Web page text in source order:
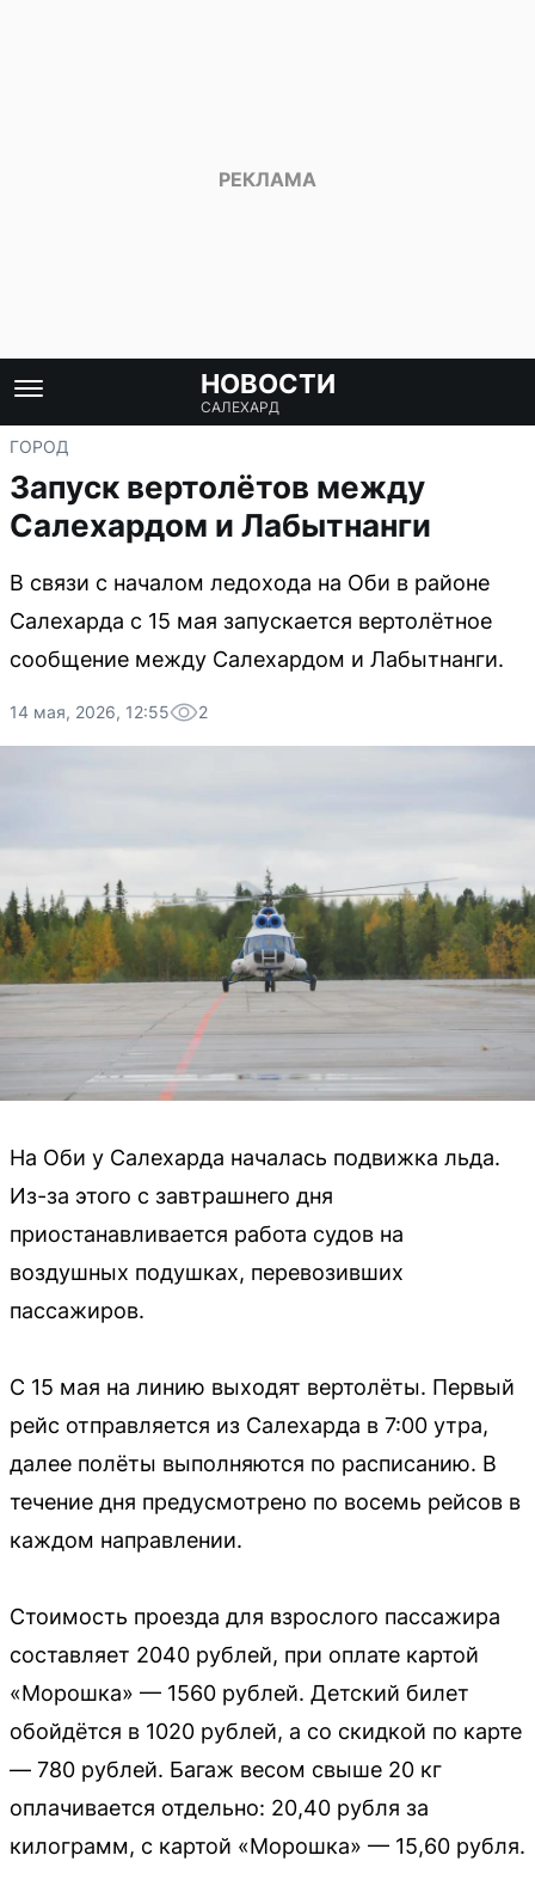
НОВОСТИ
САЛЕХАРД
ГОРОД
Запуск вертолётов между
Салехардом и Лабытнанги
В связи с началом ледохода на Оби в районе
Салехарда с 15 мая запускается вертолётное
сообщение между Салехардом и Лабытнанги.
14 мая, 2026, 12:55 2
На Оби у Салехарда началась подвижка льда.
Из-за этого с завтрашнего дня
приостанавливается работа судов на
воздушных подушках, перевозивших
пассажиров.
С 15 мая на линию выходят вертолёты. Первый
рейс отправляется из Салехарда в 7:00 утра,
далее полёты выполняются по расписанию. В
течение дня предусмотрено по восемь рейсов в
каждом направлении.
Стоимость проезда для взрослого пассажира
составляет 2040 рублей, при оплате картой
«Морошка» — 1560 рублей. Детский билет
обойдётся в 1020 рублей, а со скидкой по карте
— 780 рублей. Багаж весом свыше 20 кг
оплачивается отдельно: 20,40 рубля за
килограмм, с картой «Морошка» — 15,60 рубля.